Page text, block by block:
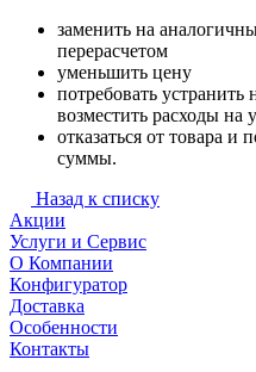
заменить на
перерасчетом
уменьшить цену
потребовать устранить
возместить расходы на
отказаться от товара и
суммы.
Назад к списку
Акции
Услуги и Сервис
О Компании
Конфигуратор
Доставка
Особенности
Контакты